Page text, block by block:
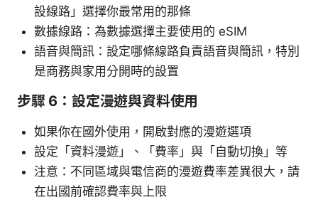
設線路」選擇你最常用的那條
數據線路：為數據選擇主要使用的 eSIM
語音與簡訊：設定哪條線路負責語音與簡訊，特別
是商務與家用分開時的設置
步驟 6：設定漫遊與資料使用
如果你在國外使用，開啟對應的漫遊選項
設定「資料漫遊」、「費率」與「自動切換」等
注意：不同區域與電信商的漫遊費率差異很大，請
在出國前確認費率與上限